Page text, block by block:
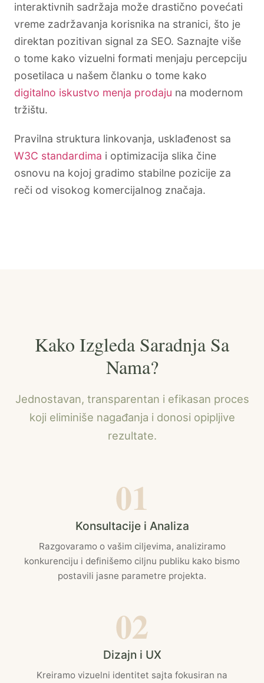
interaktivnih sadržaja može drastično povećati
vreme zadržavanja korisnika na stranici, što je
direktan pozitivan signal za SEO. Saznajte više
o tome kako vizuelni formati menjaju percepciju
posetilaca u našem članku o tome kako
digitalno iskustvo menja prodaju na modernom
tržištu.
Pravilna struktura linkovanja, usklađenost sa
W3C standardima i optimizacija slika čine
osnovu na kojoj gradimo stabilne pozicije za
reči od visokog komercijalnog značaja.
Kako Izgleda Saradnja Sa
Nama?
Jednostavan, transparentan i efikasan proces
koji eliminiše nagađanja i donosi opipljive
rezultate.
01
Konsultacije i Analiza
Razgovaramo o vašim ciljevima, analiziramo
konkurenciju i definišemo ciljnu publiku kako bismo
postavili jasne parametre projekta.
02
Dizajn i UX
Kreiramo vizuelni identitet sajta fokusiran na